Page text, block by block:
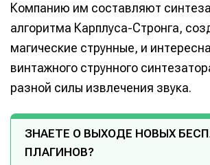
Компанию им составляют
алгоритма Карплуса-Стронга,
магические струнные, и
винтажного струнного
разной силы извлечения звука.
ЗНАЕТЕ О ВЫХОДЕ НОВЫХ
ПЛАГИНОВ?